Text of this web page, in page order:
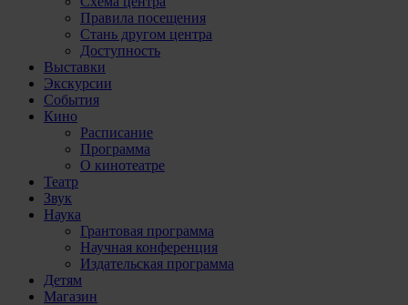
Правила посещения
Стань другом центра
Доступность
Выставки
Экскурсии
События
Кино
Расписание
Программа
О кинотеатре
Театр
Звук
Наука
Грантовая программа
Научная конференция
Издательская программа
Детям
Магазин